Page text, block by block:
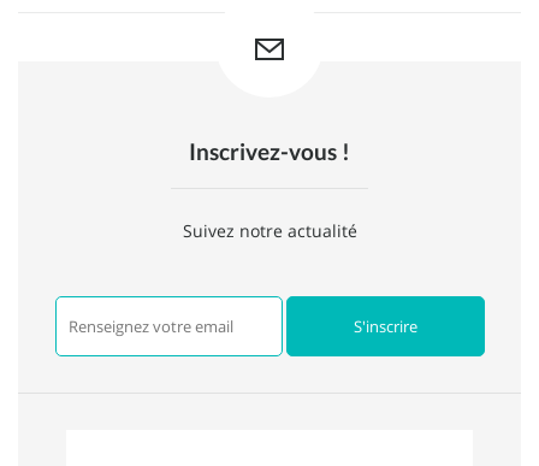
Inscrivez-vous !
Suivez notre actualité